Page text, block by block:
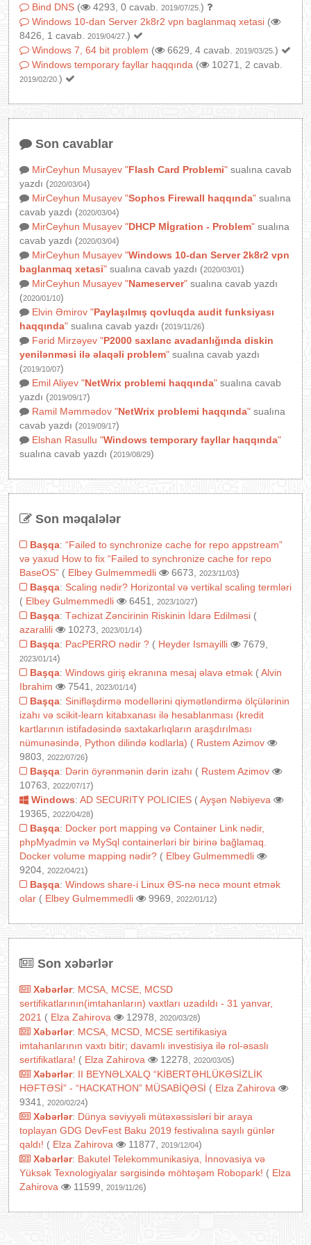
Bind DNS ( 4293, 0 cavab. 2019/07/25. )
Windows 10-dan Server 2k8r2 vpn baglanmaq xetasi (
8426, 1 cavab.
2019/04/27. )
Windows 7, 64 bit problem ( 6629, 4 cavab. 2019/03/25. )
Windows temporary fayllar haqqında ( 10271, 2 cavab.
2019/02/20. )
Son cavablar
MirCeyhun Musayev "Flash Card Problemi" sualına cavab
yazdı (2020/03/04)
MirCeyhun Musayev "Sophos Firewall haqqında" sualına
cavab yazdı (2020/03/04)
MirCeyhun Musayev "DHCP Mİgration - Problem" sualına
cavab yazdı (2020/03/04)
MirCeyhun Musayev "Windows 10-dan Server 2k8r2 vpn
baglanmaq xetasi" sualına cavab yazdı (2020/03/01)
MirCeyhun Musayev "Nameserver" sualına cavab yazdı
(2020/01/10)
Elvin Əmirov "Paylaşılmış qovluqda audit funksiyası
haqqında" sualına cavab yazdı (2019/11/26)
Fərid Mirzəyev "P2000 saxlanc avadanlığında diskin
yenilənməsi ilə əlaqəli problem" sualına cavab yazdı
(2019/10/07)
Emil Aliyev "NetWrix problemi haqqında" sualına cavab
yazdı (2019/09/17)
Ramil Məmmədov "NetWrix problemi haqqında" sualına
cavab yazdı (2019/09/17)
Elshan Rasullu "Windows temporary fayllar haqqında"
sualına cavab yazdı (2019/08/29)
Son məqalələr
Başqa: “Failed to synchronize cache for repo appstream”
və yaxud How to fix “Failed to synchronize cache for repo
BaseOS” ( Elbey Gulmemmedli 6673, 2023/11/03)
Başqa: Scaling nədir? Horizontal və vertikal scaling termləri
( Elbey Gulmemmedli 6451, 2023/10/27)
Başqa: Təchizat Zəncirinin Riskinin İdarə Edilməsi (
azaralili
10273, 2023/01/14)
Başqa: PacPERRO nədir ? ( Heyder Ismayilli 7679,
2023/01/14)
Başqa: Windows giriş ekranına mesaj əlavə etmək (Alvin
Ibrahim
7541, 2023/01/14)
Başqa: Sinifləşdirmə modellərini qiymətləndirmə ölçülərinin
izahı və scikit-learn kitabxanası ilə hesablanması (kredit
kartlarının istifadəsində saxtakarlıqların araşdırılması
nümunəsində, Python dilində kodlarla) ( Rustem Azimov
9803,
2022/07/26)
Başqa: Dərin öyrənmənin dərin izahı ( Rustem Azimov
10763,
2022/07/17)
Windows: AD SECURITY POLICIES (Ayşən Nəbiyeva
19365,
2022/04/28)
Başqa: Docker port mapping və Container Link nədir,
phpMyadmin və MySql containerləri bir birinə bağlamaq.
Docker volume mapping nədir? ( Elbey Gulmemmedli
9204,
2022/04/21)
Başqa: Windows share-i Linux ƏS-nə necə mount etmək
olar ( Elbey Gulmemmedli 9969, 2022/01/12)
Son xəbərlər
Xəbərlər: MCSA, MCSE, MCSD
sertifikatlarının(imtahanların) vaxtları uzadıldı - 31 yanvar,
2021 ( Elza Zahirova 12978, 2020/03/28)
Xəbərlər: MCSA, MCSD, MCSE sertifikasiya
imtahanlarının vaxtı bitir; davamlı investisiya ilə rol-əsaslı
sertifikatlara! ( Elza Zahirova 12278, 2020/03/05)
Xəbərlər: II BEYNƏLXALQ “KİBERTƏHLÜKƏSİZLİK
HƏFTƏSİ” - “HACKATHON” MÜSABİQƏSİ ( Elza Zahirova
9341,
2020/02/24)
Xəbərlər: Dünya səviyyəli mütəxəssisləri bir araya
toplayan GDG DevFest Baku 2019 festivalına sayılı günlər
qaldı! ( Elza Zahirova 11877, 2019/12/04)
Xəbərlər: Bakutel Telekommunikasiya, İnnovasiya və
Yüksək Texnologiyalar sərgisində möhtəşəm Robopark! ( Elza
Zahirova
11599, 2019/11/26)